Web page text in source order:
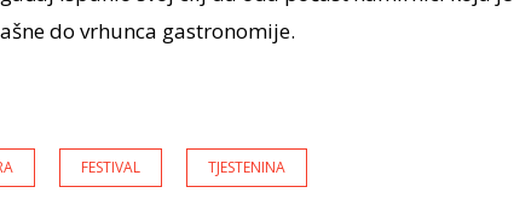
do vrhunca gastronomije.
FESTIVAL TJESTENINA